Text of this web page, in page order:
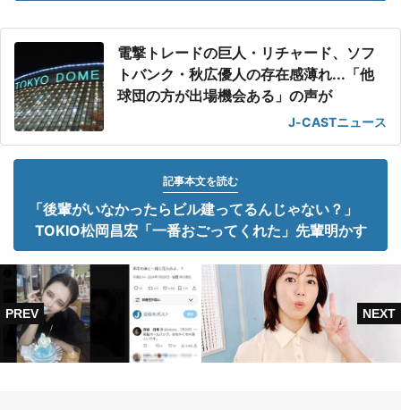
電撃トレードの巨人・リチャード、ソフ
トバンク・秋広優人の存在感薄れ...「他
球団の方が出場機会ある」の声が
J-CASTニュース
記事本文を読む
「後輩がいなかったらビル建ってるんじゃない？」
TOKIO松岡昌宏「一番おごってくれた」先輩明かす